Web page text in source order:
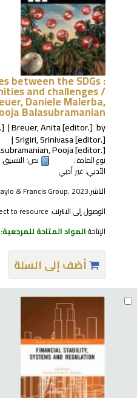
between the SDGs :
and challenges /
Daniele Malerba,
Balasubramanian.
by
Breuer, Anita[editor.]
Srigiri, Srinivasa[editor.]
Pooja[editor.]
نوع المادة : نص؛ التنسيق:
الأدبي: غير أدبي
الناشر:& Francis Group, 2023
الوصول إلى الانترنت: to resource
الإتاحة:المواد المتاحة للمرجعية:
أضف إلى السلة